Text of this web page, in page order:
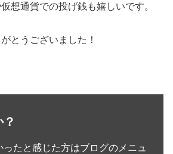
想通貨での投げ銭も嬉しいです。
とうございました！
ったと感じた方はブログのメニュ